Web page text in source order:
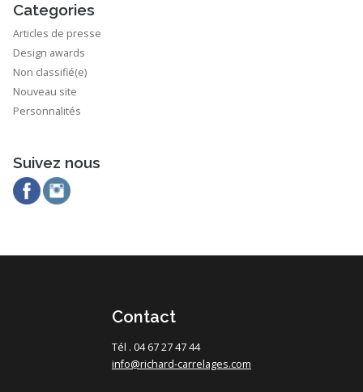
Categories
Articles de presse
Design awards
Non classifié(e)
Nouveau site
Personnalités
Suivez nous
Contact
Tél . 04 67 27 47 44
info@richard-carrelages.com